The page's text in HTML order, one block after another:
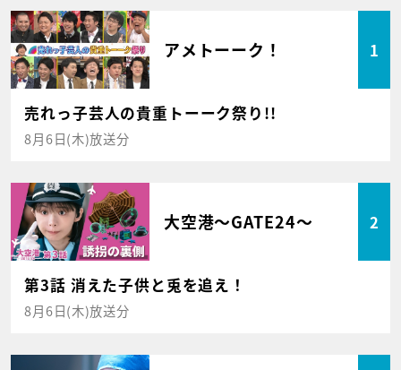
アメトーーク！ 1
売れっ子芸人の貴重トーーク祭り!!
8月6日(木)放送分
大空港～GATE24～ 2
第3話 消えた子供と兎を追え！
8月6日(木)放送分